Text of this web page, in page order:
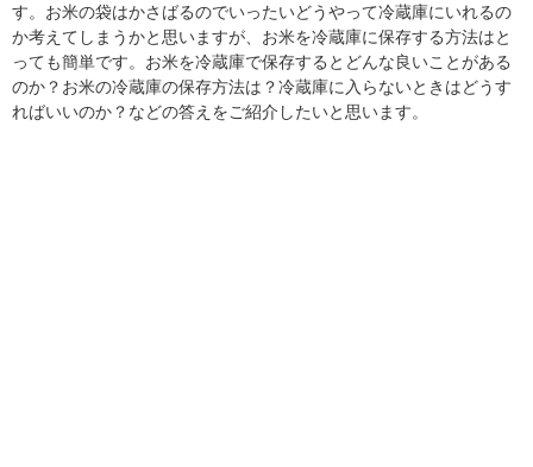
す。お米の袋はかさばるのでいったいどうやって冷蔵庫にいれるの
か考えてしまうかと思いますが、お米を冷蔵庫に保存する方法はと
っても簡単です。お米を冷蔵庫で保存するとどんな良いことがある
のか？お米の冷蔵庫の保存方法は？冷蔵庫に入らないときはどうす
ればいいのか？などの答えをご紹介したいと思います。